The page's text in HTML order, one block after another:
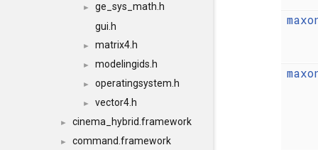
►
ge_sys_math.h
gui.h
► matrix4.h
► modelingids.h
► operatingsystem.h
► vector4.h
► cinema_hybrid.framework
► command.framework